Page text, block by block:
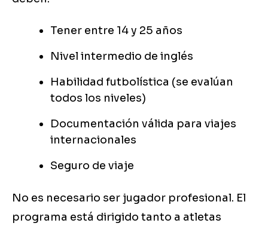
Tener entre 14 y 25 años
Nivel intermedio de inglés
Habilidad futbolística (se evalúan
todos los niveles)
Documentación válida para viajes
internacionales
Seguro de viaje
No es necesario ser jugador profesional. El
programa está dirigido tanto a atletas